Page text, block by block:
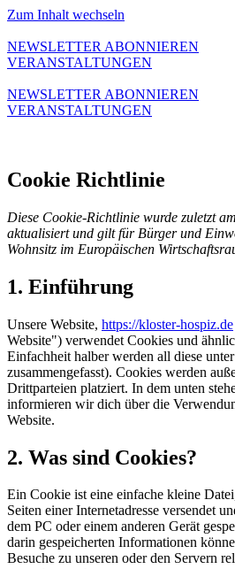
Zum Inhalt wechseln
NEWSLETTER ABONNIEREN
VERANSTALTUNGEN
NEWSLETTER ABONNIEREN
VERANSTALTUNGEN
Cookie Richtlinie
Diese Cookie-Richtlinie wurde zuletzt
aktualisiert und gilt für Bürger und
Wohnsitz im Europäischen
1. Einführung
Unsere Website, https://kloster-hospiz.de
Website") verwendet Cookies und
Einfachheit halber werden all diese
zusammengefasst). Cookies werden
Drittparteien platziert. In dem unten
informieren wir dich über die
Website.
2. Was sind Cookies?
Ein Cookie ist eine einfache kleine
Seiten einer Internetadresse versendet
dem PC oder einem anderen Gerät
darin gespeicherten Informationen
Besuche zu unseren oder den Servern